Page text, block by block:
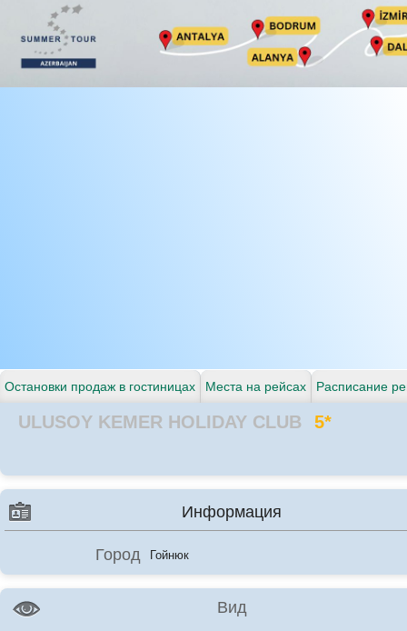
Остановки продаж в гостиницах Места на рейсах Расписание
ULUSOY KEMER HOLIDAY CLUB 5*
Информация
Город Гойнюк
Вид